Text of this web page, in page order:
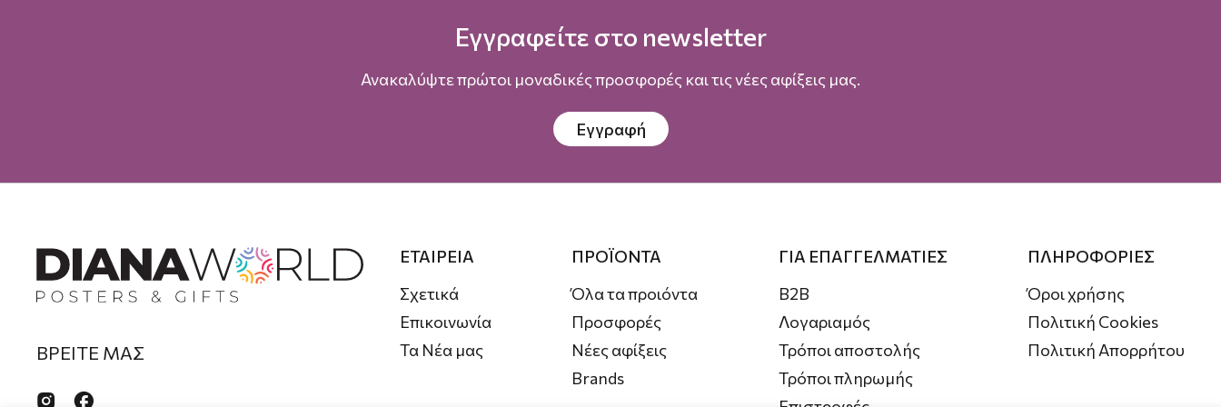
Εγγραφείτε στο newsletter
Ανακαλύψτε πρώτοι μοναδικές προσφορές και τις νέες αφίξεις μας.
Εγγραφή
ΒΡΕΙΤΕ ΜΑΣ
 
ΕΤΑΙΡΕΙΑ
Σχετικά
Επικοινωνία
Τα Νέα μας
ΠΡΟΪΟΝΤΑ
Όλα τα προιόντα
Προσφορές
Νέες αφίξεις
Brands
ΓΙΑ ΕΠΑΓΓΕΛΜΑΤΙΕΣ
B2B
Λογαριαμός
Τρόποι αποστολής
Τρόποι πληρωμής
ΠΛΗΡΟΦΟΡΙΕΣ
Όροι χρήσης
Πολιτική Cookies
Πολιτική Απορρήτου